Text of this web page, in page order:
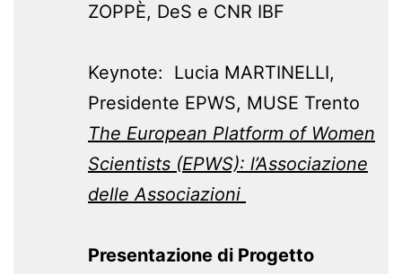
ZOPPÈ, DeS e CNR IBF
Keynote:
Lucia MARTINELLI,
Presidente EPWS, MUSE Trento
The European Platform of Women
Scientists (EPWS): l’Associazione
delle Associazioni
Presentazione di Progetto